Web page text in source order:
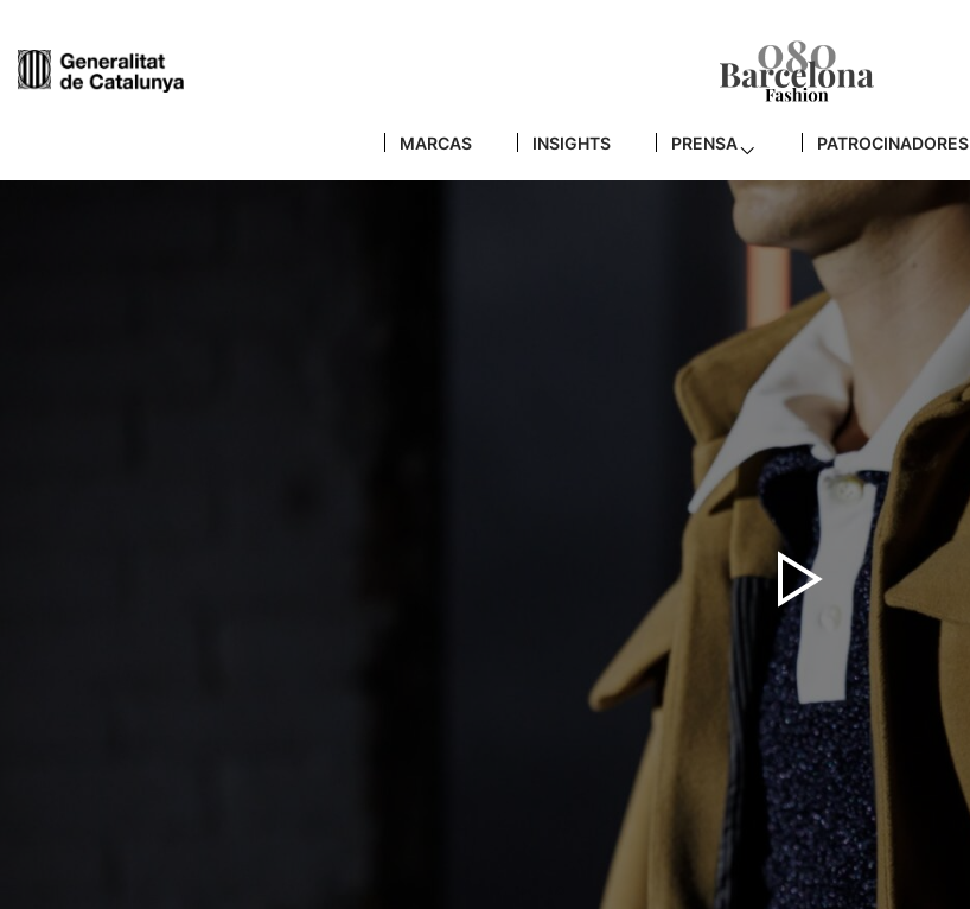
MARCAS INSIGHTS PRENSA PATROCINADORES